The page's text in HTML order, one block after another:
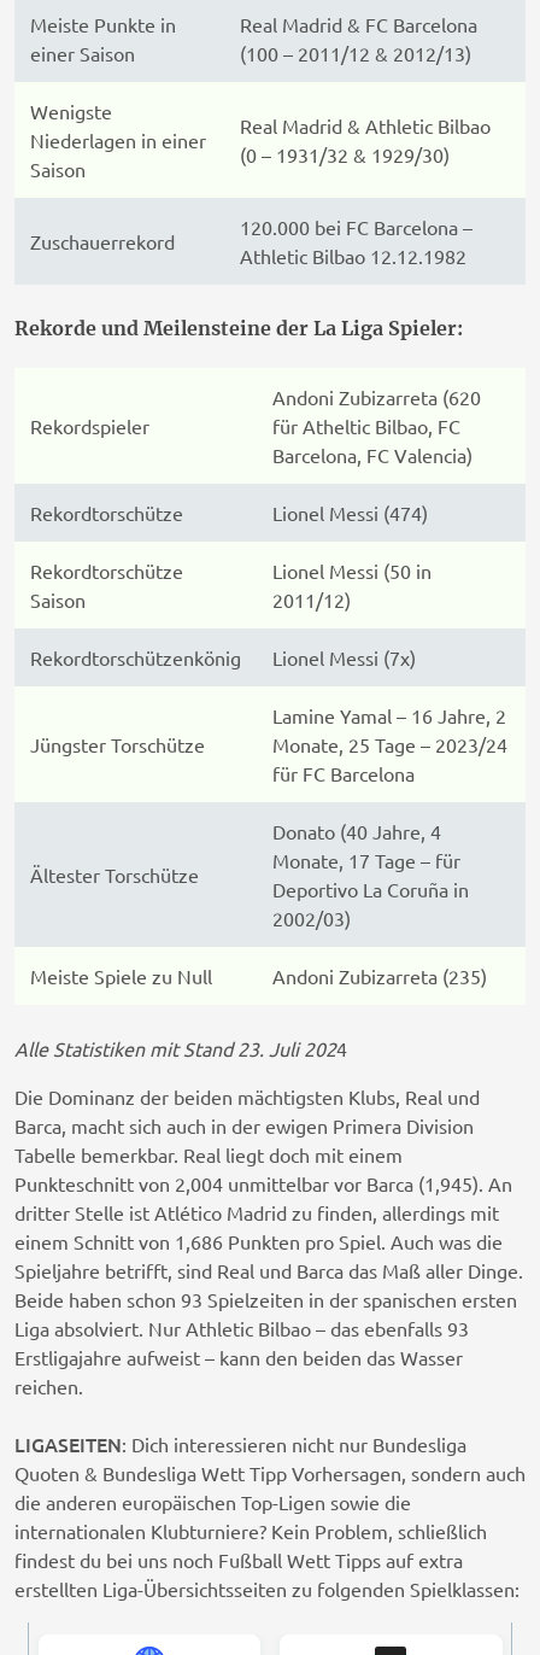
Meiste Punkte in
einer Saison
Real Madrid & FC Barcelona
(100 – 2011/12 & 2012/13)
Wenigste
Niederlagen in einer
Saison
Real Madrid & Athletic Bilbao
(0 – 1931/32 & 1929/30)
Zuschauerrekord
120.000 bei FC Barcelona –
Athletic Bilbao 12.12.1982
Rekorde und Meilensteine der La Liga Spieler:
Rekordspieler
Andoni Zubizarreta (620
für Atheltic Bilbao, FC
Barcelona, FC Valencia)
Rekordtorschütze Lionel Messi (474)
Rekordtorschütze
Saison
Lionel Messi (50 in
2011/12)
Rekordtorschützenkönig Lionel Messi (7x)
Jüngster Torschütze
Lamine Yamal – 16 Jahre, 2
Monate, 25 Tage – 2023/24
für FC Barcelona
Ältester Torschütze
Donato (40 Jahre, 4
Monate, 17 Tage – für
Deportivo La Coruña in
2002/03)
Meiste Spiele zu Null Andoni Zubizarreta (235)
Alle Statistiken mit Stand 23. Juli 2024
Die Dominanz der beiden mächtigsten Klubs, Real und
Barca, macht sich auch in der ewigen Primera Division
Tabelle bemerkbar. Real liegt doch mit einem
Punkteschnitt von 2,004 unmittelbar vor Barca (1,945). An
dritter Stelle ist Atlético Madrid zu finden, allerdings mit
einem Schnitt von 1,686 Punkten pro Spiel. Auch was die
Spieljahre betrifft, sind Real und Barca das Maß aller Dinge.
Beide haben schon 93 Spielzeiten in der spanischen ersten
Liga absolviert. Nur Athletic Bilbao – das ebenfalls 93
Erstligajahre aufweist – kann den beiden das Wasser
reichen.
LIGASEITEN: Dich interessieren nicht nur Bundesliga
Quoten & Bundesliga Wett Tipp Vorhersagen, sondern auch
die anderen europäischen Top-Ligen sowie die
internationalen Klubturniere? Kein Problem, schließlich
findest du bei uns noch Fußball Wett Tipps auf extra
erstellten Liga-Übersichtsseiten zu folgenden Spielklassen: